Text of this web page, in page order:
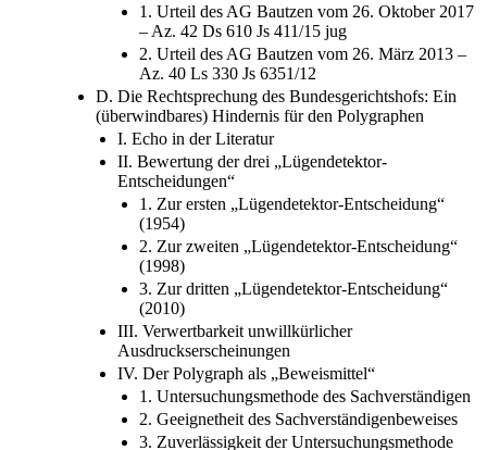
III. Die instanzgerichtliche Rechtsprechung
1. Urteil des AG Bautzen vom 26. Oktober 2017
– Az. 42 Ds 610 Js 411/15 jug
2. Urteil des AG Bautzen vom 26. März 2013 –
Az. 40 Ls 330 Js 6351/12
D. Die Rechtsprechung des Bundesgerichtshofs: Ein
(überwindbares) Hindernis für den Polygraphen
I. Echo in der Literatur
II. Bewertung der drei „Lügendetektor-
Entscheidungen“
1. Zur ersten „Lügendetektor-Entscheidung“
(1954)
2. Zur zweiten „Lügendetektor-Entscheidung“
(1998)
3. Zur dritten „Lügendetektor-Entscheidung“
(2010)
III. Verwertbarkeit unwillkürlicher
Ausdruckserscheinungen
IV. Der Polygraph als „Beweismittel“
1. Untersuchungsmethode des Sachverständigen
2. Geeignetheit des Sachverständigenbeweises